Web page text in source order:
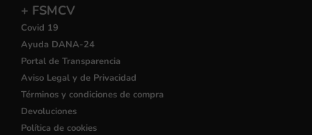
+ FSMCV
Covid 19
Ayuda DANA-24
Portal de Transparencia
Aviso Legal y de Privacidad
Términos y condiciones de compra
Devoluciones
Política de cookies